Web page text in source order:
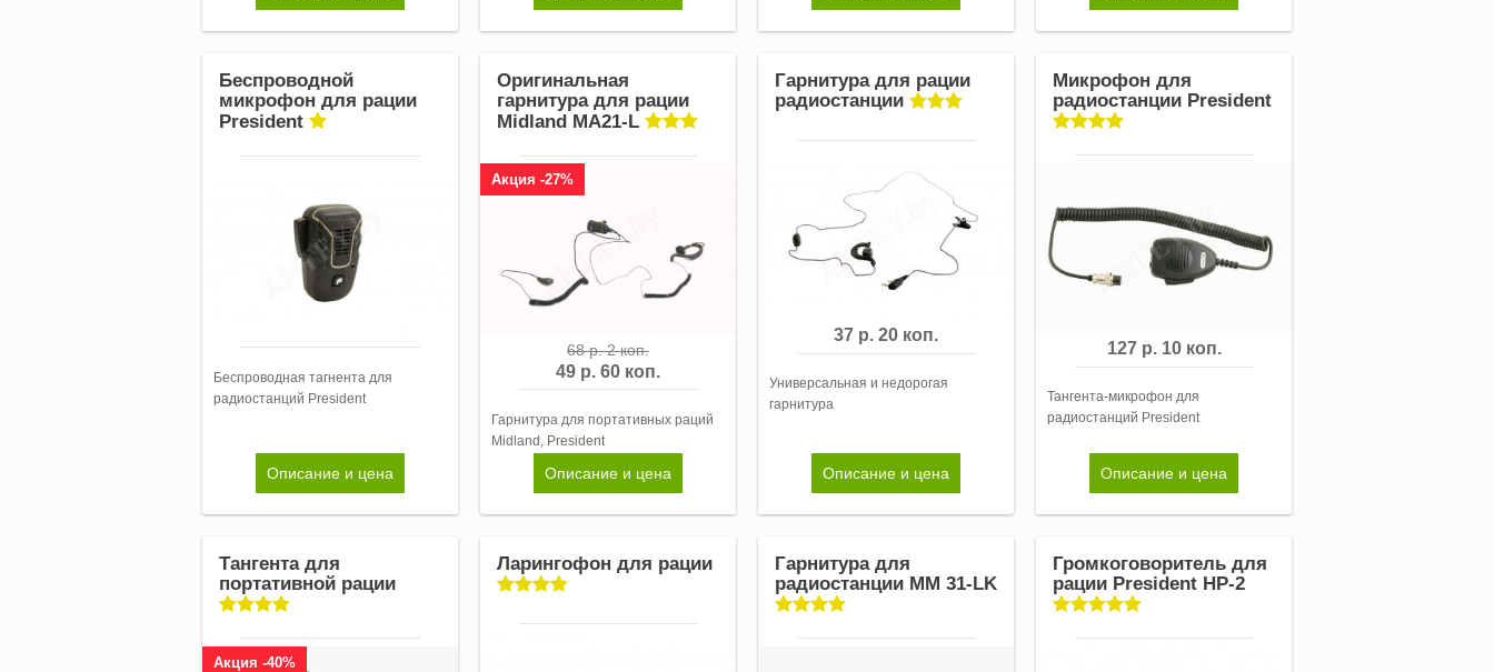
Беспроводной
микрофон для рации
President
Беспроводная тагнента для
радиостанций President
Описание и цена
Оригинальная
гарнитура для рации
Midland MA21-L
Акция -27%
68 р. 2 коп.
49 р. 60 коп.
Гарнитура для портативных раций
Midland, President
Описание и цена
Гарнитура для рации
радиостанции
37 р. 20 коп.
Универсальная и недорогая
гарнитура
Описание и цена
Микрофон для
радиостанции President
127 р. 10 коп.
Тангента-микрофон для
радиостанций President
Описание и цена
Тангента для
портативной рации
Акция -40%
Ларингофон для рации
Гарнитура для
радиостанции MM 31-LK
Громкоговоритель для
рации President HP-2